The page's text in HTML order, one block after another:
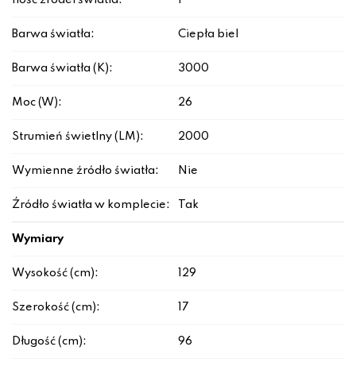
Barwa światła: Ciepła biel
Barwa światła (K): 3000
Moc (W): 26
Strumień świetlny (LM): 2000
Wymienne źródło światła: Nie
Źródło światła w komplecie: Tak
Wymiary
Wysokość (cm): 129
Szerokość (cm): 17
Długość (cm): 96